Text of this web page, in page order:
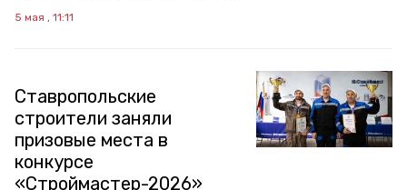
5 мая , 11:11
Ставропольские
строители заняли
призовые места в
конкурсе
«Строймастер-2026»